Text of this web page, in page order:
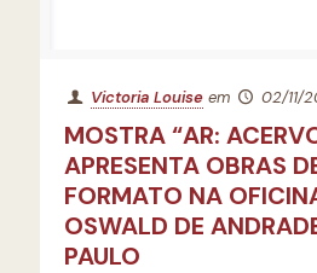
Victoria Louise em 02/11/
MOSTRA “AR:
APRESENTA OBRAS
FORMATO NA
OSWALD DE
PAULO